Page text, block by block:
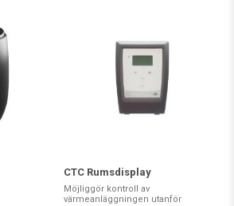
CTC Rumsdisplay
Möjliggör kontroll av
värmeanläggningen utanför